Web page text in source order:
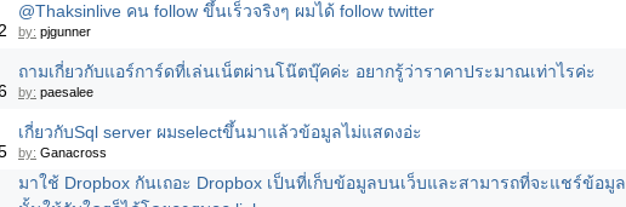
@Thaksinlive คน follow ขึ้นเร็วจริงๆ ผมได้ follow twitter
by: pjgunner
ถามเกี่ยวกับแอร์การ์ดที่เล่นเน็ตผ่านโน๊ตบุ๊คค่ะ อยากรู้ว่าราคาประมาณเท่าไรค่ะ
by: paesalee
เกี่ยวกับSql server ผมselectขึ้นมาแล้วข้อมูลไม่แสดงอ่ะ
by: Ganacross
มาใช้ Dropbox กันเถอะ Dropbox เป็นที่เก็บข้อมูลบนเว็บและสามารถที่จะแชร์ข้อมูล